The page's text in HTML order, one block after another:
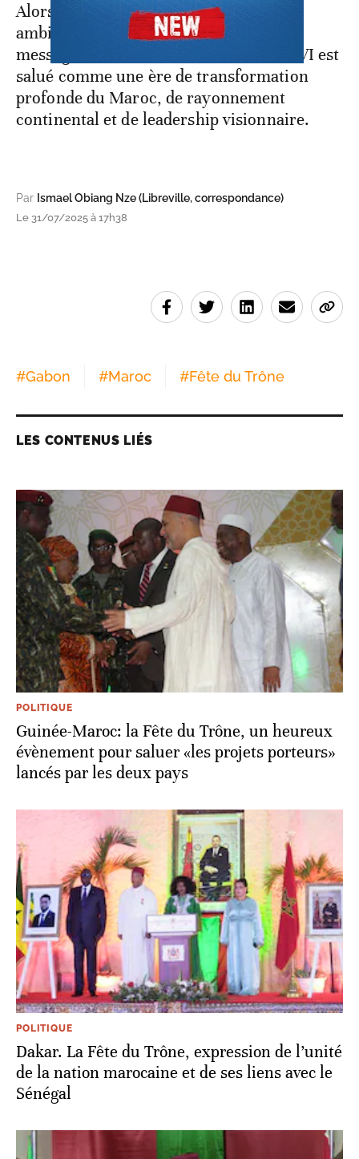
Alors que la soirée s’achevait dans une
ambiance chaleureuse et conviviale, le
message était clair: le Roi Mohammed VI est
salué comme une ère de transformation
profonde du Maroc, de rayonnement
continental et de leadership visionnaire.
Par Ismael Obiang Nze (Libreville, correspondance)
Le 31/07/2025 à 17h38
#Gabon #Maroc #Fête du Trône
LES CONTENUS LIÉS
POLITIQUE
Guinée-Maroc: la Fête du Trône, un heureux
évènement pour saluer «les projets porteurs»
lancés par les deux pays
POLITIQUE
Dakar. La Fête du Trône, expression de l’unité
de la nation marocaine et de ses liens avec le
Sénégal